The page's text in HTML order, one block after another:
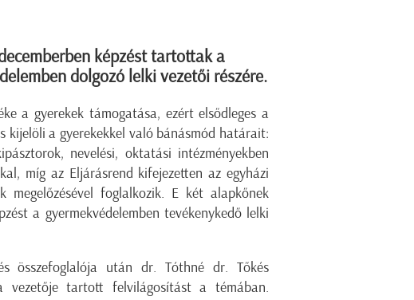
képzést tartottak a
dolgozó lelki vezetői részére.
a gyerekek támogatása, ezért elsődleges a
kijelöli a gyerekekkel való bánásmód határait:
nevelési, oktatási intézményekben
míg az Eljárásrend kifejezetten az egyházi
megelőzésével foglalkozik. E két alapkőnek
a gyermekvédelemben tevékenykedő lelki
összefoglalója után dr. Tóthné dr. Tőkés
vezetője tartott felvilágosítást a témában.